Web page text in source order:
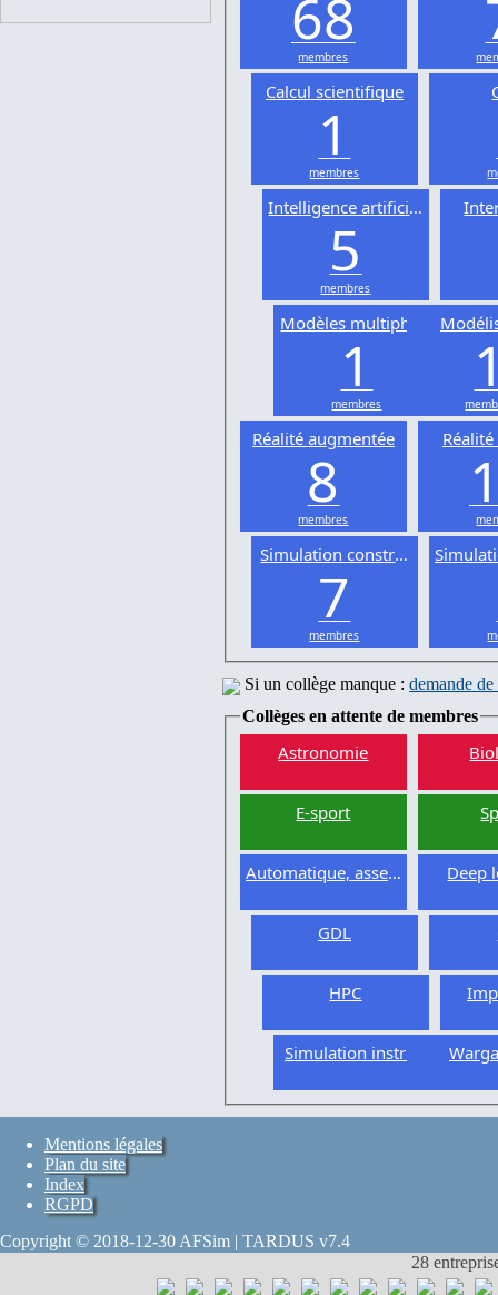
68
membres
Calcul scientifique
1
membres
Intelligence artificielle
5
membres
Modèles multiphysiques
1
membres
Réalité augmentée
8
membres
Simulation constructive
7
membres
Si un collège manque : demande
Collèges en attente de membres
Astronomie
E-sport
Automatique, asservissement
Deep
GDL
HPC
Simulation instrumentée
Mentions légales
Plan du site
Index
RGPD
Copyright © 2018-12-30 AFSim | TARDUS v7.4
28